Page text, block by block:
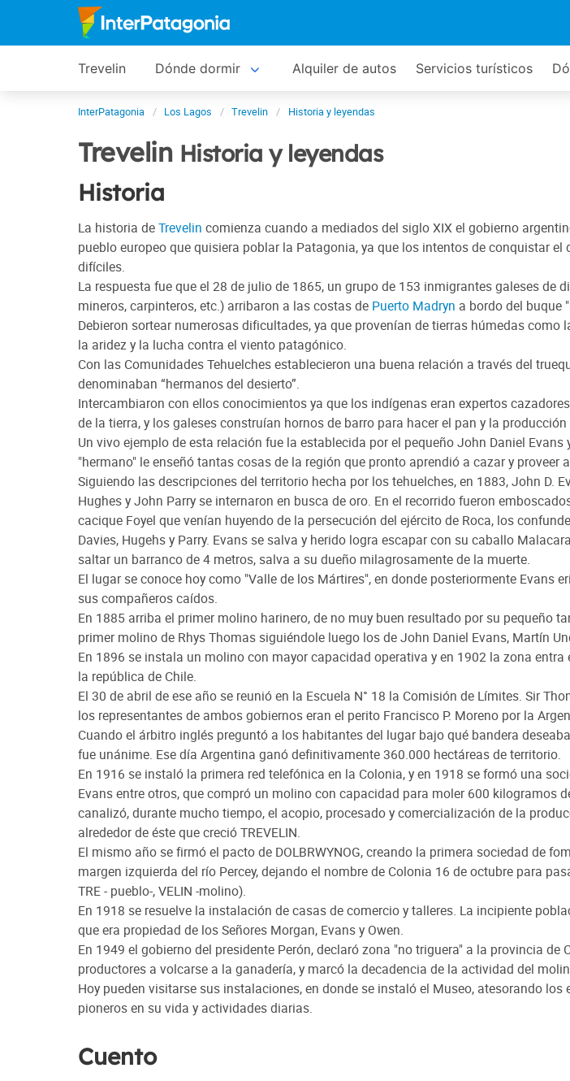
Trevelin Dónde dormir Alquiler de autos Servicios turísticos
InterPatagonia Los Lagos Trevelin Historia y leyendas
Trevelin Historia y leyendas
Historia
La historia deTrevelin comienza cuando a mediados del siglo XIX el gobierno
pueblo europeo que quisiera poblar la Patagonia, ya que los intentos de conquistar
difíciles.
La respuesta fue que el 28 de julio de 1865, un grupo de 153 inmigrantes galeses de
mineros, carpinteros, etc.) arribaron a las costas de Puerto Madryn a bordo del buque
Debieron sortear numerosas dificultades, ya que provenían de tierras húmedas como
la aridez y la lucha contra el viento patagónico.
Con las Comunidades Tehuelches establecieron una buena relación a través del
denominaban “hermanos del desierto”.
Intercambiaron con ellos conocimientos ya que los indígenas eran expertos
de la tierra, y los galeses construían hornos de barro para hacer el pan y la
Un vivo ejemplo de esta relación fue la establecida por el pequeño John Daniel Evans
"hermano" le enseñó tantas cosas de la región que pronto aprendió a cazar y proveer
Siguiendo las descripciones del territorio hecha por los tehuelches, en 1883, John D.
Hughes y John Parry se internaron en busca de oro. En el recorrido fueron
cacique Foyel que venían huyendo de la persecución del ejército de Roca, los
Davies, Hugehs y Parry. Evans se salva y herido logra escapar con su caballo
saltar un barranco de 4 metros, salva a su dueño milagrosamente de la muerte.
El lugar se conoce hoy como "Valle de los Mártires", en donde posteriormente Evans
sus compañeros caídos.
En 1885 arriba el primer molino harinero, de no muy buen resultado por su pequeño
primer molino de Rhys Thomas siguiéndole luego los de John Daniel Evans, Martín
En 1896 se instala un molino con mayor capacidad operativa y en 1902 la zona
la república de Chile.
El 30 de abril de ese año se reunió en la Escuela N° 18 la Comisión de Límites. Sir
los representantes de ambos gobiernos eran el perito Francisco P. Moreno por la
Cuando el árbitro inglés preguntó a los habitantes del lugar bajo qué bandera
fue unánime. Ese día Argentina ganó definitivamente 360.000 hectáreas de territorio.
En 1916 se instaló la primera red telefónica en la Colonia, y en 1918 se formó una
Evans entre otros, que compró un molino con capacidad para moler 600 kilogramos
canalizó, durante mucho tiempo, el acopio, procesado y comercialización de la
alrededor de éste que creció TREVELIN.
El mismo año se firmó el pacto de DOLBRWYNOG, creando la primera sociedad de
margen izquierda del río Percey, dejando el nombre de Colonia 16 de octubre para
TRE - pueblo-, VELIN -molino).
En 1918 se resuelve la instalación de casas de comercio y talleres. La incipiente
que era propiedad de los Señores Morgan, Evans y Owen.
En 1949 el gobierno del presidente Perón, declaró zona "no triguera" a la provincia de
productores a volcarse a la ganadería, y marcó la decadencia de la actividad del
Hoy pueden visitarse sus instalaciones, en donde se instaló el Museo, atesorando
pioneros en su vida y actividades diarias.
Cuento